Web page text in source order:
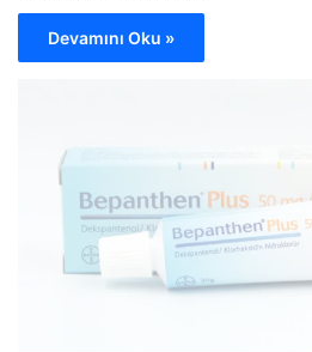
Devamını Oku »